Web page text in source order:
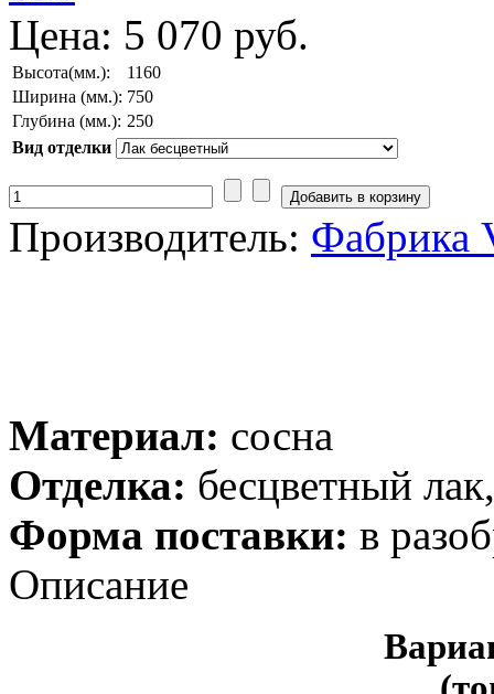
Цена: 5 070 руб.
Высота(мм.):
1160
Ширина (мм.): 750
Глубина (мм.): 250
Вид отделки
Производитель: Фабрика
Материал: сосна
Отделка: бесцветный
Форма поставки: в
Описание